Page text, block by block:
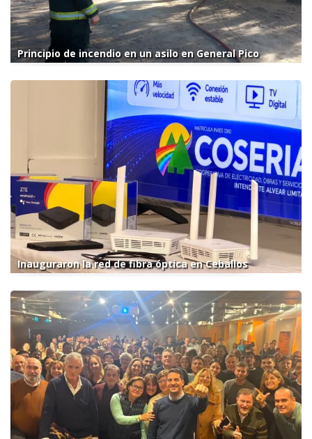
Principio de incendio en un asilo en General Pico
Inauguraron la red de fibra óptica en Ceballos